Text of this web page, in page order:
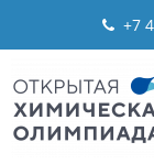
+7